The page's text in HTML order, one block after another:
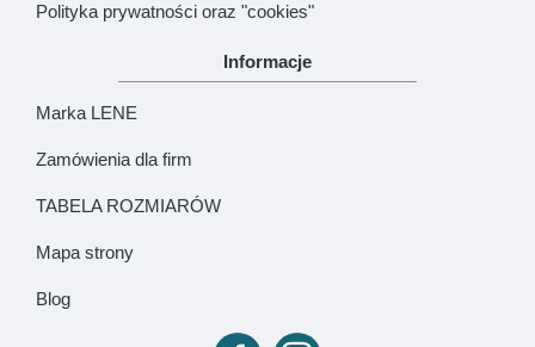
Polityka prywatności oraz "cookies"
Informacje
Marka LENE
Zamówienia dla firm
TABELA ROZMIARÓW
Mapa strony
Blog